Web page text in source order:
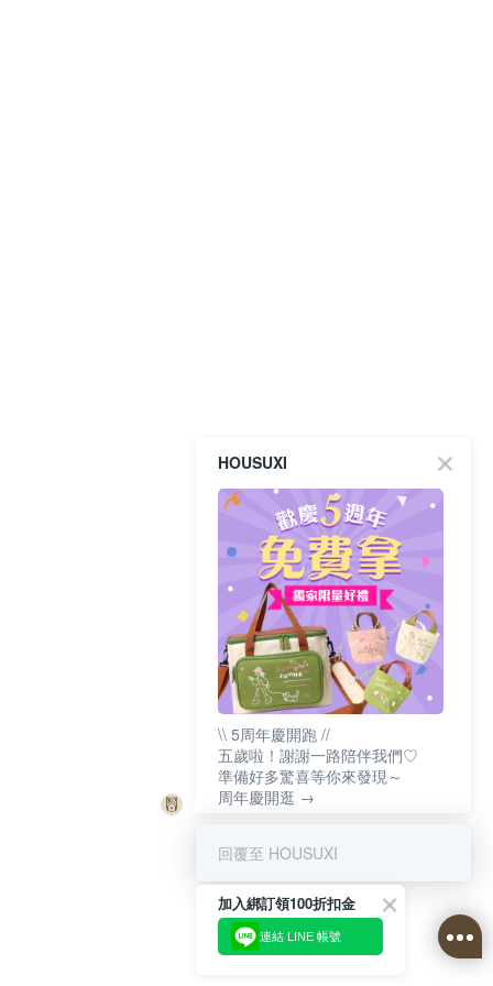
HOUSUXI
\\ 5周年慶開跑 //
五歲啦！謝謝一路陪伴我們♡
準備好多驚喜等你來發現～
周年慶開逛 →
回覆至 HOUSUXI
加入綁訂領100折扣金
連結 LINE 帳號